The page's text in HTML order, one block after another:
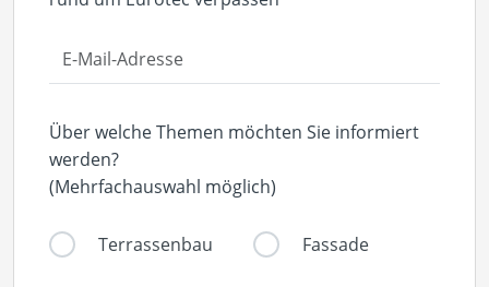
Über welche Themen möchten Sie informiert
werden?
(Mehrfachauswahl möglich)
Terrassenbau Fassade